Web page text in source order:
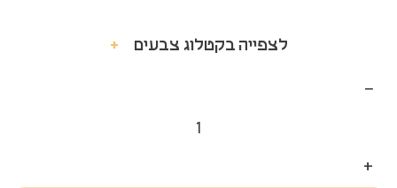
לצפייה בקטלוג צבעים +
−
+